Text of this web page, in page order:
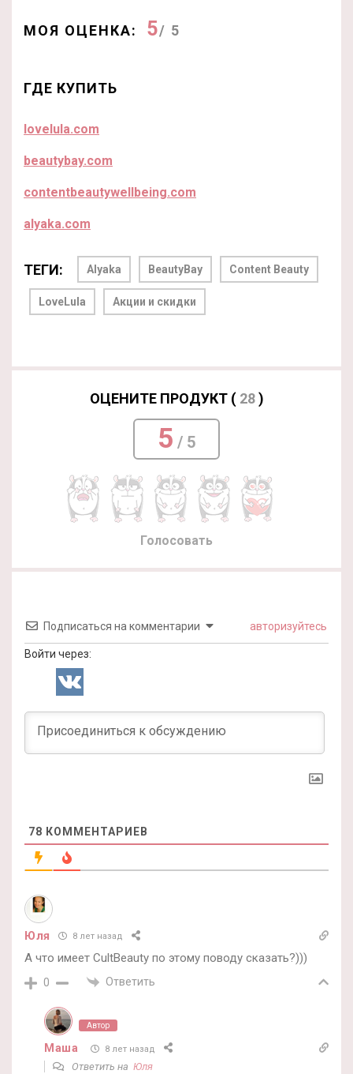
МОЯ ОЦЕНКА: 5/ 5
ГДЕ КУПИТЬ
lovelula.com
beautybay.com
contentbeautywellbeing.com
alyaka.com
ТЕГИ: Alyaka BeautyBay Content Beauty
LoveLula Акции и скидки
ОЦЕНИТЕ ПРОДУКТ ( 28)
5 / 5
Голосовать
Подписаться на комментарии авторизуйтесь
Войти через:
78 КОММЕНТАРИЕВ
Юля 8 лет назад
А что имеет CultBeauty по этому поводу сказать?)))
0 Ответить
Автор
Маша 8 лет назад
Ответить на Юля